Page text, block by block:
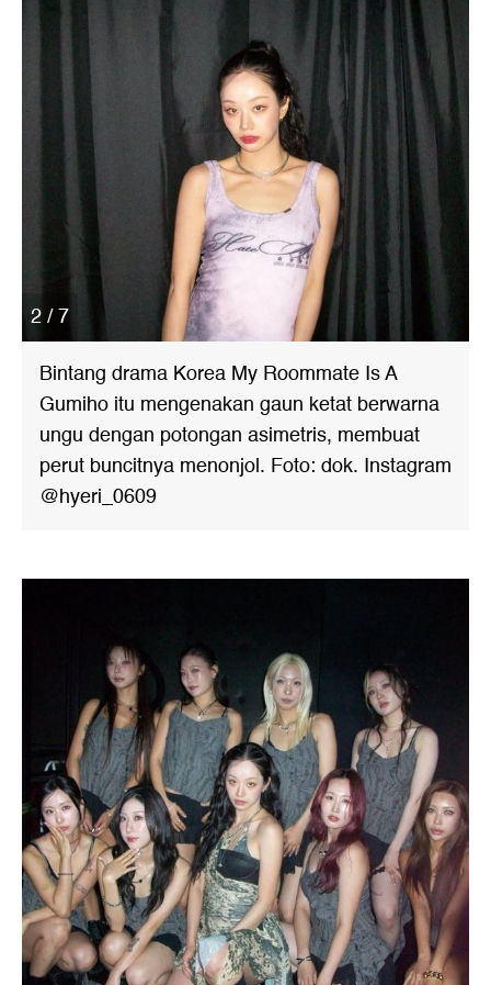
2 / 7
Bintang drama Korea My Roommate Is A
Gumiho itu mengenakan gaun ketat berwarna
ungu dengan potongan asimetris, membuat
perut buncitnya menonjol. Foto: dok. Instagram
@hyeri_0609